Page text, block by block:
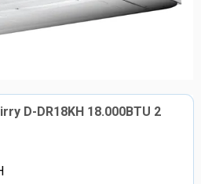
D-DR18KH 18.000BTU 2